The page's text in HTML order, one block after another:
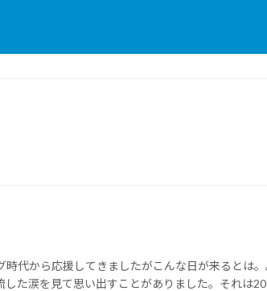
代から応援してきましたがこんな日が来るとは
した涙を見て思い出すことがありました。それは